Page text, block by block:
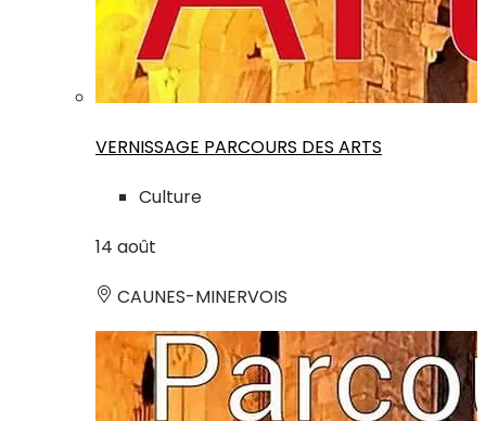
VERNISSAGE PARCOURS DES ARTS
Culture
14 août
CAUNES-MINERVOIS